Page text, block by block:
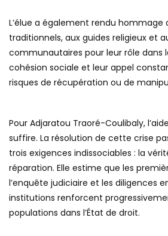
L’élue a également rendu hommage
traditionnels, aux guides religieux et
communautaires pour leur rôle dans
cohésion sociale et leur appel
risques de récupération ou de
Pour Adjaratou Traoré-Coulibaly,
suffire. La résolution de cette crise
trois exigences indissociables : la
réparation. Elle estime que les
l’enquête judiciaire et les diligences
institutions renforcent
populations dans l’État de droit.